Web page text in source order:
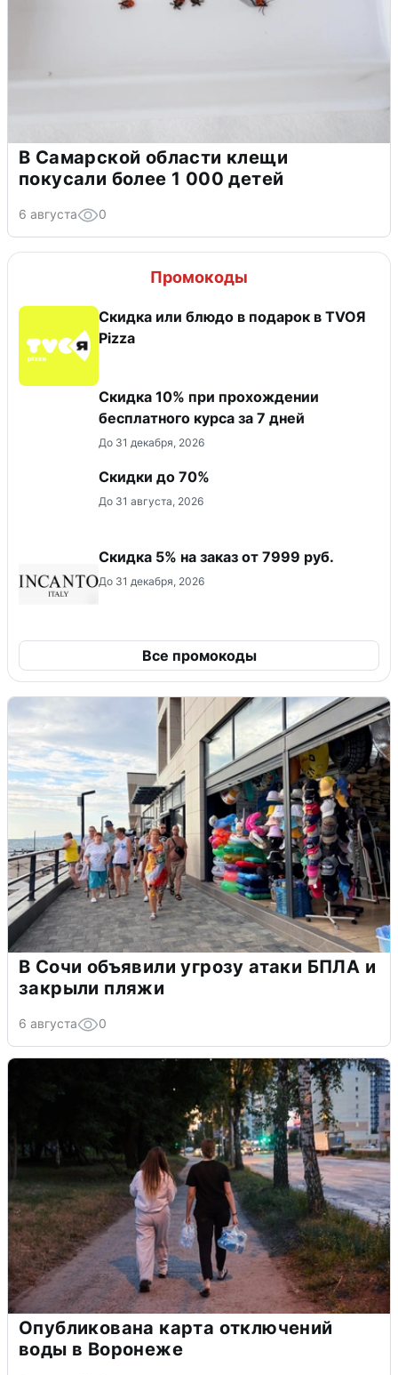
В Самарской области клещи
покусали более 1 000 детей
6 августа 0
Промокоды
Скидка или блюдо в подарок в TVOЯ
Pizza
Скидка 10% при прохождении
бесплатного курса за 7 дней
До 31 декабря, 2026
Скидки до 70%
До 31 августа, 2026
Скидка 5% на заказ от 7999 руб.
До 31 декабря, 2026
Все промокоды
В Сочи объявили угрозу атаки БПЛА и
закрыли пляжи
6 августа 0
Опубликована карта отключений
воды в Воронеже